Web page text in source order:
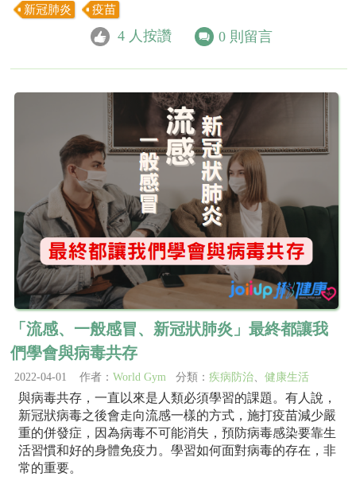
新冠肺炎
疫苗
4 人按讚 0 則留言
「流感、一般感冒、新冠狀肺炎」最終都讓我
們學會與病毒共存
2022-04-01 作者： World Gym 分類： 疾病防治、 健康生活
與病毒共存，一直以來是人類必須學習的課題。有人說，
新冠狀病毒之後會走向流感一樣的方式，施打疫苗減少嚴
重的併發症，因為病毒不可能消失，預防病毒感染要靠生
活習慣和好的身體免疫力。學習如何面對病毒的存在，非
常的重要。